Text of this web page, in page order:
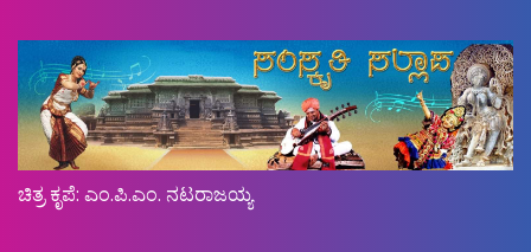
ಚಿತ್ರ ಕೃಪೆ: ಎಂ.ಪಿ.ಎಂ. ನಟರಾಜಯ್ಯ